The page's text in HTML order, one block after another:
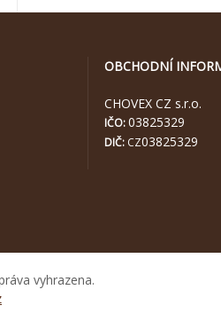
OBCHODNÍ
CHOVEX CZ s.r.o.
IČO:03825329
DIČ: CZ03825329
vyhrazena.